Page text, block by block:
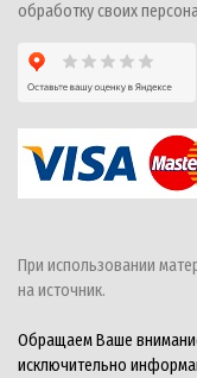
обработку своих
При использовании
на источник.
Обращаем Ваше
исключительно